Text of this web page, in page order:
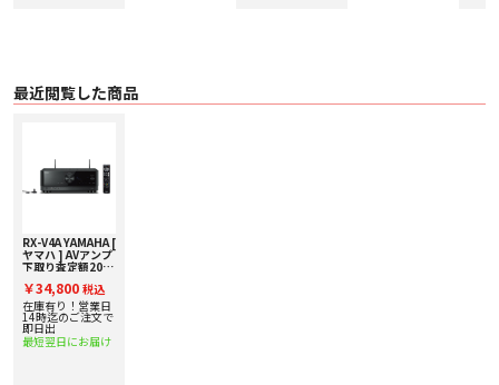
○実用最大出力
(JEITA) 1kHz、 1ch 駆動 145W/ch(6Ω、 10%THD)
・デジタル 2 系統:光 1、同軸 1
○音声入力端子(その他) 2 系統: USB 1、ネットワーク 1(100Base-TX/10Base-
(フロント L/R、センター、サラウンド L/R〔Bi-AMP、 ZoneB 兼用〕 )
・PRE OUT サブウーファー(MONO)× 2
○HDMI 端子 入力/出力 4 入力/1 出力(HDCP2.3 に対応)
○HDMI パススルー 8k60B*/ 4k120AB*
*HDMI Licensing Administrator, Inc.で定義されている正式なフォーマット対応
の呼称、ファームウェアアップデートで対応予定
最近閲覧した商品
RX-V4A YAMAHA [
ヤマハ ] AVアンプ
下取り査定額20%
￥34,800 税込
在庫有り！営業日
14時迄のご注文で
即日出
最短翌日にお届け